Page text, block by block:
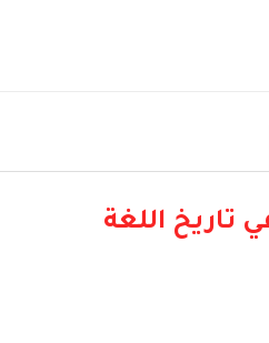
تاريخ اللغة